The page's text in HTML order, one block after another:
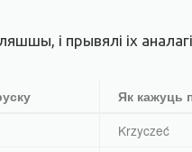
і прывялі іх
Як кажуць
Krzyczeć